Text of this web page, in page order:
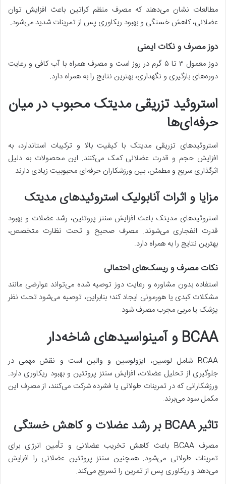
مطالعات نشان می‌دهند که مصرف منظم کراتین باعث افزایش توان
عضلانی، کاهش خستگی و بهبود ریکاوری پس از تمرینات شدید می‌شود.
دوز مصرف و نکات ایمنی
دوز معمول ۳ تا ۵ گرم در روز است و مصرف همراه با آب کافی و رعایت
دوره‌های بارگیری و نگهداری، بهترین نتایج را به همراه دارد.
استروئید تزریقی مدیتک محبوب در میان
حرفه‌ای‌ها
استروئیدهای تزریقی مدیتک با کیفیت بالا و ترکیبات استاندارد، به
افزایش حجم و قدرت عضلانی کمک می‌کنند. این محصولات به دلیل
اثرگذاری سریع و مطمئن، بین ورزشکاران حرفه‌ای محبوبیت زیادی دارند.
مزایا و اثرات آنابولیک استروئیدهای مدیتک
استروئیدهای مدیتک باعث افزایش سنتز پروتئین، رشد عضلات و بهبود
قدرت انفجاری می‌شوند. مصرف صحیح و تحت نظارت متخصص،
بهترین نتایج را به همراه دارد.
نکات مصرف و ریسک‌های احتمالی
استفاده بدون مشاوره و رعایت دوز توصیه شده می‌تواند عوارضی مانند
مشکلات کبدی یا هورمونی ایجاد کند؛ بنابراین، توصیه می‌شود تحت نظر
پزشک یا مربی مجرب مصرف شود.
BCAA و آمینواسیدهای شاخه‌دار
BCAA شامل لوسین، ایزولوسین و والین است و نقش مهمی در
جلوگیری از تحلیل عضلات، افزایش سنتز پروتئین و بهبود ریکاوری دارد.
ورزشکارانی که در تمرینات طولانی یا فشرده شرکت می‌کنند، از مصرف این
مکمل سود می‌برند.
تاثیر BCAA بر رشد عضلات و کاهش خستگی
مصرف BCAA باعث کاهش تخریب عضلانی و تأمین انرژی برای
تمرینات طولانی می‌شود. همچنین سنتز پروتئین عضلانی را افزایش
می‌دهد و ریکاوری پس از تمرین را تسریع می‌کند.